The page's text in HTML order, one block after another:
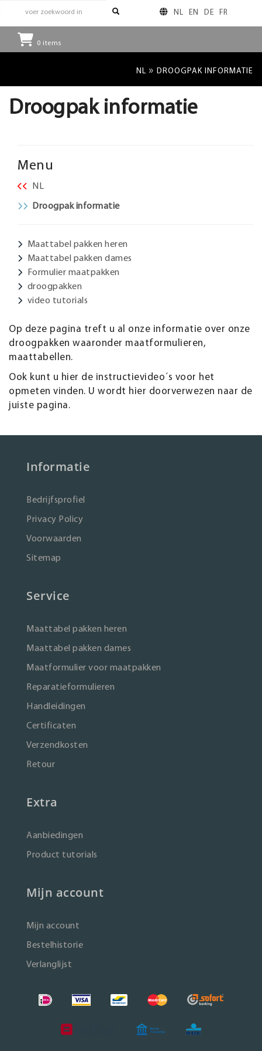
NL EN DE FR
0 items
NL » DROOGPAK INFORMATIE
Droogpak informatie
Menu
NL
Droogpak informatie
Maattabel pakken heren
Maattabel pakken dames
Formulier maatpakken
droogpakken
video tutorials
Op deze pagina treft u al onze informatie over onze
droogpakken waaronder maatformulieren,
maattabellen.
Ook kunt u hier de instructievideo´s voor het
opmeten vinden. U wordt hier doorverwezen naar de
juiste pagina.
Informatie
Bedrijfsprofiel
Privacy Policy
Voorwaarden
Sitemap
Service
Maattabel pakken heren
Maattabel pakken dames
Maatformulier voor maatpakken
Reparatieformulieren
Handleidingen
Certificaten
Verzendkosten
Retour
Extra
Aanbiedingen
Product tutorials
Mijn account
Mijn account
Bestelhistorie
Verlanglijst